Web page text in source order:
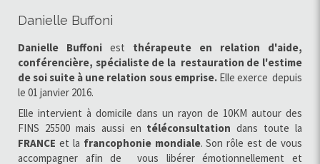
Danielle Buffoni
Danielle Buffoni est thérapeute en relation d'aide,
conférencière, spécialiste de la restauration de l'estime
de soisuite à une relation sous emprise. Elle exerce depuis
le 01 janvier 2016.
Elle intervient à domicile dans un rayon de 10KM autour des
FINS 25500 mais aussi en téléconsultation dans toute la
FRANCE et la francophonie mondiale. Son rôle est de vous
accompagner afin de vous libérer émotionnellement et